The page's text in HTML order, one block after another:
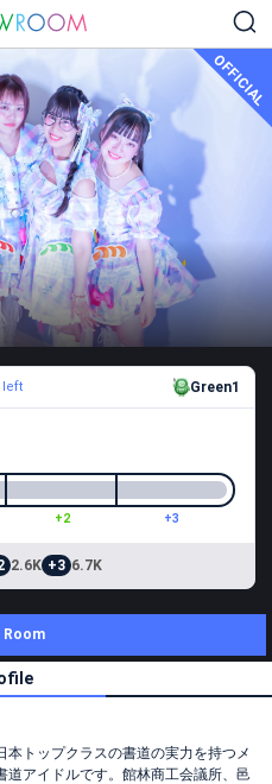
OFFICIAL
Green1
+2 +3
2.6K +3 6.7K
Room
トップクラスの書道の実力を持つメ
道アイドルです。館林商工会議所、邑